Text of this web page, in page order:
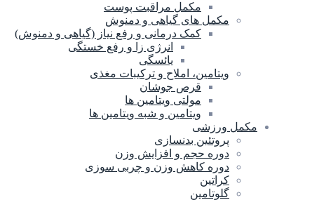
مکمل مراقبت پوست
مکمل های گیاهی و دمنوش
کمک درمانی و رفع نیاز (گیاهی و دمنوش)
انرژی زا و رفع خستگی
یائسگی
ویتامین، املاح و ترکیبات مغذی
قرص جوشان
مولتی ویتامین ها
ویتامین و شبه ویتامین ها
مکمل ورزشی
پروتئین بدنسازی
دوره حجم و افزایش وزن
دوره کاهش وزن و چربی سوزی
کراتین
گلوتامین